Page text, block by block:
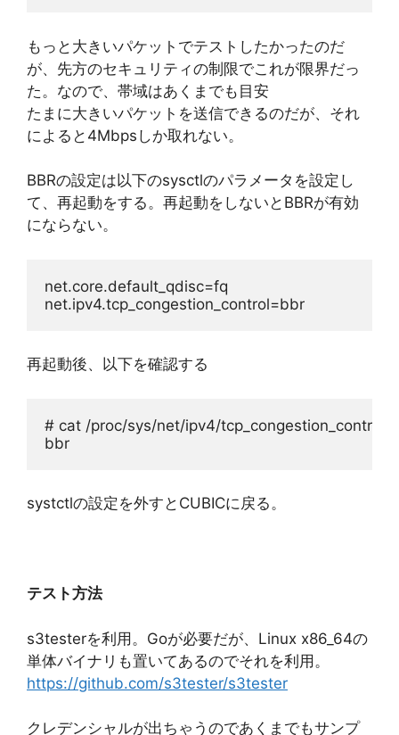
もっと大きいパケットでテストしたかったのだ
が、先方のセキュリティの制限でこれが限界だっ
た。なので、帯域はあくまでも目安
たまに大きいパケットを送信できるのだが、それ
によると4Mbpsしか取れない。
BBRの設定は以下のsysctlのパラメータを設定し
て、再起動をする。再起動をしないとBBRが有効
にならない。
net.core.default_qdisc=fq
net.ipv4.tcp_congestion_control=bbr
再起動後、以下を確認する
# cat /proc/sys/net/ipv4/tcp_congestion_control
bbr
systctlの設定を外すとCUBICに戻る。
テスト方法
s3testerを利用。Goが必要だが、Linux x86_64の
単体バイナリも置いてあるのでそれを利用。
https://github.com/s3tester/s3tester
クレデンシャルが出ちゃうのであくまでもサンプ